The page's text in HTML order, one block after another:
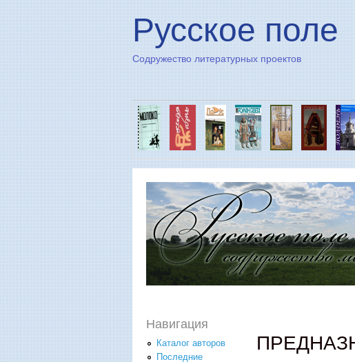
Русское поле
Содружество литературных проектов
Навигация
Каталог авторов
Последние